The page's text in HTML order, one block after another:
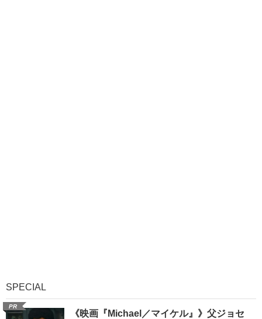
SPECIAL
PR
《映画『Michael／マイケル』》父ジョセ